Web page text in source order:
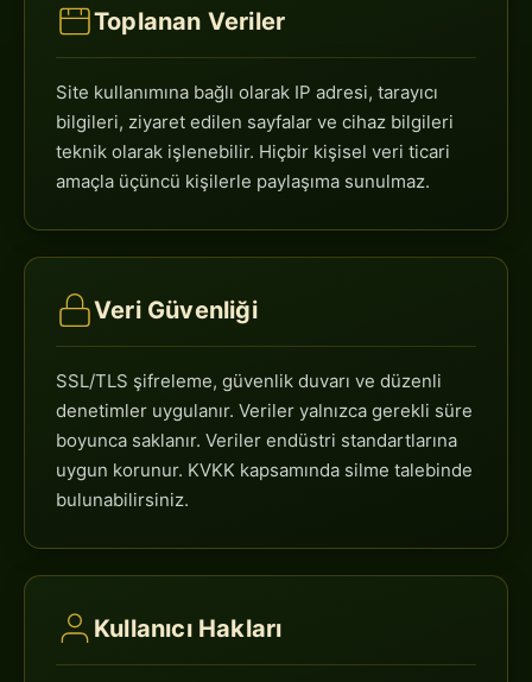
Toplanan Veriler
Site kullanımına bağlı olarak IP adresi, tarayıcı
bilgileri, ziyaret edilen sayfalar ve cihaz bilgileri
teknik olarak işlenebilir. Hiçbir kişisel veri ticari
amaçla üçüncü kişilerle paylaşıma sunulmaz.
Veri Güvenliği
SSL/TLS şifreleme, güvenlik duvarı ve düzenli
denetimler uygulanır. Veriler yalnızca gerekli süre
boyunca saklanır. Veriler endüstri standartlarına
uygun korunur. KVKK kapsamında silme talebinde
bulunabilirsiniz.
Kullanıcı Hakları